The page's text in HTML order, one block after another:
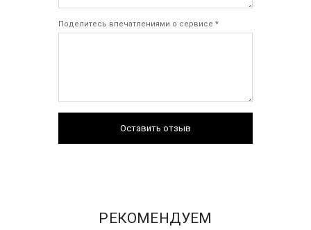
Поделитесь впечатлениями о сервисе *
Оставить отзыв
РЕКОМЕНДУЕМ